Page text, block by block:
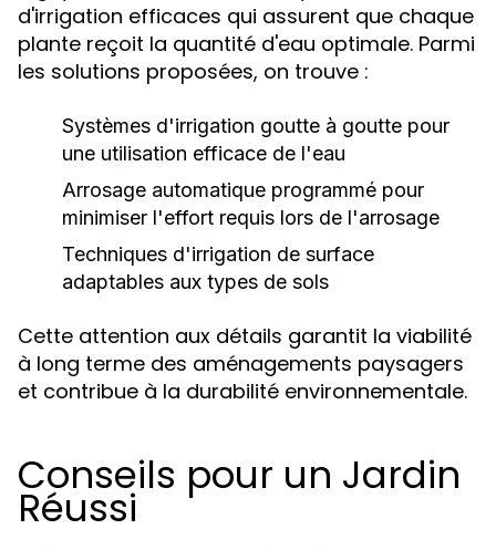
d'irrigation efficaces qui assurent que chaque
plante reçoit la quantité d'eau optimale. Parmi
les solutions proposées, on trouve :
Systèmes d'irrigation goutte à goutte pour
une utilisation efficace de l'eau
Arrosage automatique programmé pour
minimiser l'effort requis lors de l'arrosage
Techniques d'irrigation de surface
adaptables aux types de sols
Cette attention aux détails garantit la viabilité
à long terme des aménagements paysagers
et contribue à la durabilité environnementale.
Conseils pour un Jardin
Réussi